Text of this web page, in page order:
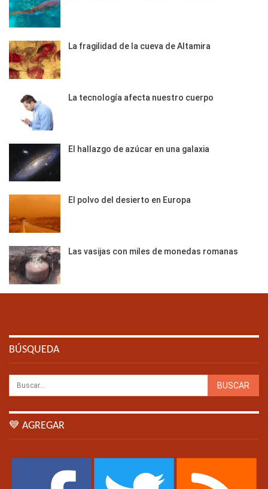
La fragilidad de la cueva de Altamira
La tecnología afecta nuestro cuerpo
El hallazgo de azúcar en una galaxia
El polvo del desierto en Europa
Las vasijas con miles de monedas romanas
BÚSQUEDA
💙 AGREGAR